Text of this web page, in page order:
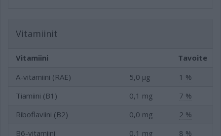
Vitamiinit
Vitamiini
Tavoite
A-vitamiini (RAE)
5,0 µg
1 %
Tiamiini (B1)
0,1 mg
7 %
Riboflaviini (B2)
0,0 mg
2 %
B6-vitamiini
0,1 mg
8 %